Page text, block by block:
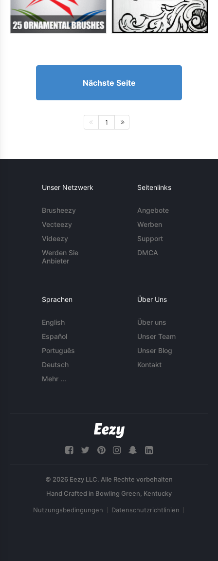
Nächste Seite
1
Unser Netzwerk
Brusheezy
Vecteezy
Videezy
Werden Sie
Anbieter
Seitenlinks
Angebote
Werben
Support
DMCA
Sprachen
English
Español
Português
Deutsch
Mehr ...
Über Uns
Über uns
Unser Team
Unser Blog
Kontakt
© 2026 Eezy LLC. Alle Rechte vorbehalten
Nutzungsbedingungen Datenschutzrichtlinien